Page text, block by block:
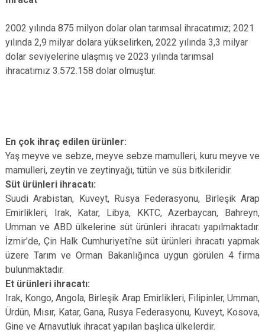
2002 yılında 875 milyon dolar olan tarımsal ihracatımız; 2021
yılında 2,9 milyar dolara yükselirken, 2022 yılında 3,3 milyar
dolar seviyelerine ulaşmış ve 2023 yılında tarımsal
ihracatımız 3.572.158 dolar olmuştur.
En çok ihraç edilen ürünler:
Yaş meyve ve sebze, meyve sebze mamulleri, kuru meyve ve
mamulleri, zeytin ve zeytinyağı, tütün ve süs bitkileridir.
Süt ürünleri ihracatı:
Suudi Arabistan, Kuveyt, Rusya Federasyonu, Birleşik Arap
Emirlikleri, Irak, Katar, Libya, KKTC, Azerbaycan, Bahreyn,
Umman ve ABD ülkelerine süt ürünleri ihracatı yapılmaktadır.
İzmir'de, Çin Halk Cumhuriyeti'ne süt ürünleri ihracatı yapmak
üzere Tarım ve Orman Bakanlığınca uygun görülen 4 firma
bulunmaktadır.
Et ürünleri ihracatı:
Irak, Kongo, Angola, Birleşik Arap Emirlikleri, Filipinler, Umman,
Ürdün, Mısır, Katar, Gana, Rusya Federasyonu, Kuveyt, Kosova,
Gine ve Arnavutluk ihracat yapılan başlıca ülkelerdir.